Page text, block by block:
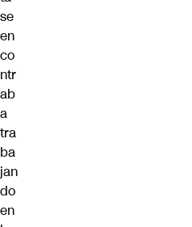
se
en
co
ntr
ab
a
tra
ba
jan
do
en